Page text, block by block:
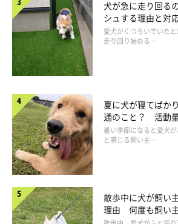
吠えている間は要求が聞いてもらえないこ
ません。
そして、吠え止んだのを見計らって、その
かまってやることを忘れてはいけません。
欲求不満が不当に放置されていないか確認
歩や清潔な環境、飼い主さんからの愛情が
注意してみてください。決して愛犬の言い
ません。
犬が急に走り回る
シュする理由と対
愛犬がくつろいでいた
走り回り始める …
夏に犬が寝てばか
通のこと？ 活動
は
暑い季節になると愛犬
と感じる飼い主 …
散歩中に犬が飼い
理由 何度も飼い
なぜ？